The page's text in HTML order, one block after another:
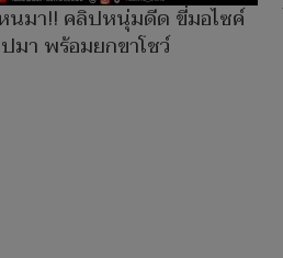
นมา!! คลิปหนุ่มดีด ขี่มอไซค์
มา พร้อมยกขาโชว์